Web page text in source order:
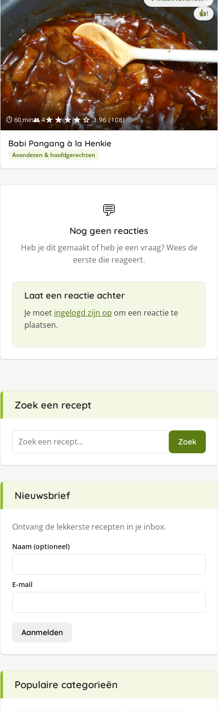
⏱ 60 min👥 4★★★★☆ 3.96 (108)
👍1
Babi Pangang à la Henkie
Avondeten & hoofdgerechten
💬
Nog geen reacties
Heb je dit gemaakt of heb je een vraag? Wees de
eerste die reageert.
Laat een reactie achter
Je moet ingelogd zijn op om een reactie te
plaatsen.
Zoek een recept
Zoeken
naar:
Zoek
Nieuwsbrief
Ontvang de lekkerste recepten in je inbox.
Naam (optioneel)
E-mail
Aanmelden
Populaire categorieën